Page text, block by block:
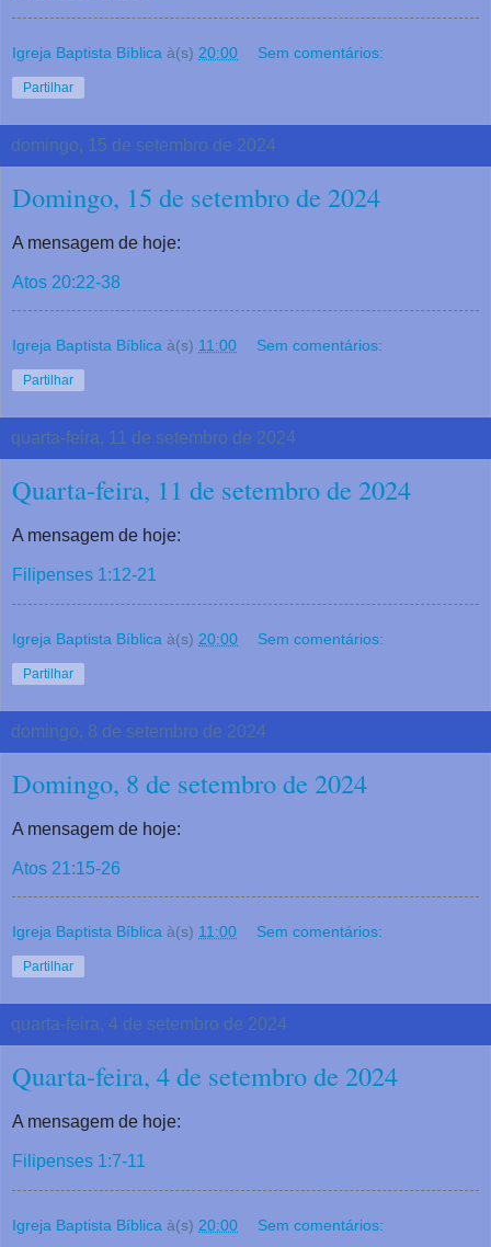
Igreja Baptista Bíblica à(s) 20:00 Sem comentários:
Partilhar
domingo, 15 de setembro de 2024
Domingo, 15 de setembro de 2024
A mensagem de hoje:
Atos 20:22-38
Igreja Baptista Bíblica à(s) 11:00 Sem comentários:
Partilhar
quarta-feira, 11 de setembro de 2024
Quarta-feira, 11 de setembro de 2024
A mensagem de hoje:
Filipenses 1:12-21
Igreja Baptista Bíblica à(s) 20:00 Sem comentários:
Partilhar
domingo, 8 de setembro de 2024
Domingo, 8 de setembro de 2024
A mensagem de hoje:
Atos 21:15-26
Igreja Baptista Bíblica à(s) 11:00 Sem comentários:
Partilhar
quarta-feira, 4 de setembro de 2024
Quarta-feira, 4 de setembro de 2024
A mensagem de hoje:
Filipenses 1:7-11
Igreja Baptista Bíblica à(s) 20:00 Sem comentários: